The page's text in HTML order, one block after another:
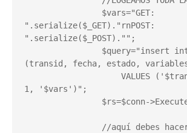
".serialize($_GET)."rnPOST:
".serialize($_POST)."";
(transid, fecha, estado,
1, '$vars')";